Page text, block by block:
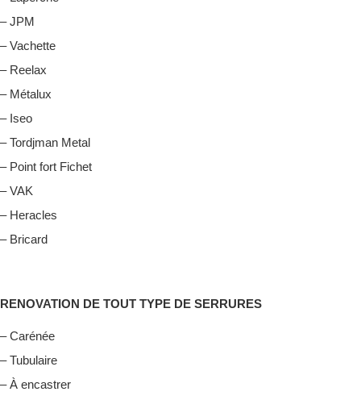
– JPM
– Vachette
– Reelax
– Métalux
– Iseo
– Tordjman Metal
– Point fort Fichet
– VAK
– Heracles
– Bricard
RENOVATION DE TOUT TYPE DE SERRURES
– Carénée
– Tubulaire
– À encastrer